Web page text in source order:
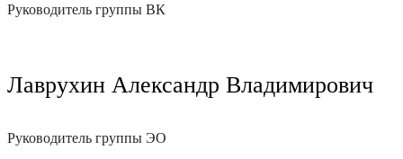
Руководитель группы ВК
Лаврухин Александр Владимирович
Руководитель группы ЭО